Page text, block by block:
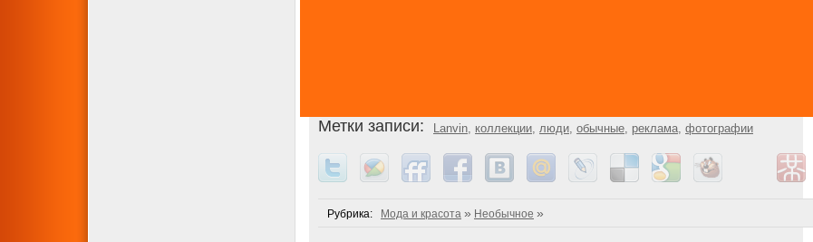
Метки записи: Lanvin коллекции люди обычные реклама фотографии
Рубрика: Мода и красота » Необычное »